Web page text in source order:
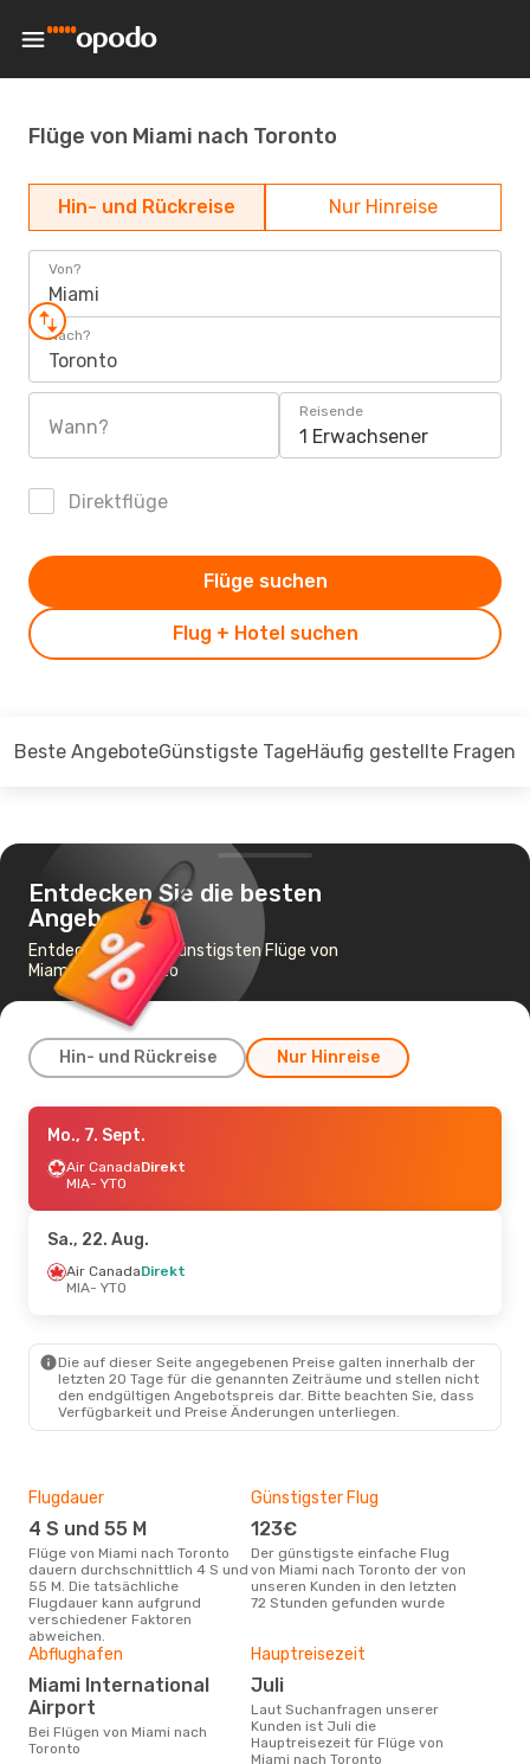
Flüge von Miami nach Toronto
Hin- und Rückreise Nur Hinreise
Von?
Miami
Nach?
Toronto
Wann?
Reisende
1 Erwachsener
Direktflüge
Flug + Hotel suchen
Flüge suchen
Beste AngeboteGünstigste TageHäufig gestellte Fragen
Entdecken Sie die besten
Angebote
Entdecken Sie die günstigsten Flüge von
Miami nach Toronto
Hin- und Rückreise Nur Hinreise
Do., 3. Sept.
Air CanadaDirekt
MIA- YTO
YTO- MIA
Sa., 15. Aug.- Mi., 19. Aug.
YTO
- MIA
Mo., 7. Sept.
Air CanadaDirekt
MIA- YTO
Sa., 22. Aug.
Air CanadaDirekt
MIA- YTO
Die auf dieser Seite angegebenen Preise galten innerhalb der
letzten 20 Tage für die genannten Zeiträume und stellen nicht
den endgültigen Angebotspreis dar. Bitte beachten Sie, dass
Verfügbarkeit und Preise Änderungen unterliegen.
Flugdauer
4 S und 55 M
Flüge von Miami nach Toronto
dauern durchschnittlich 4 S und
55 M. Die tatsächliche
Flugdauer kann aufgrund
verschiedener Faktoren
abweichen.
Günstigster Flug
123€
Der günstigste einfache Flug
von Miami nach Toronto der von
unseren Kunden in den letzten
72 Stunden gefunden wurde
Abflughafen
Miami International
Airport
Bei Flügen von Miami nach
Toronto
Hauptreisezeit
Juli
Laut Suchanfragen unserer
Kunden ist Juli die
Hauptreisezeit für Flüge von
Miami nach Toronto